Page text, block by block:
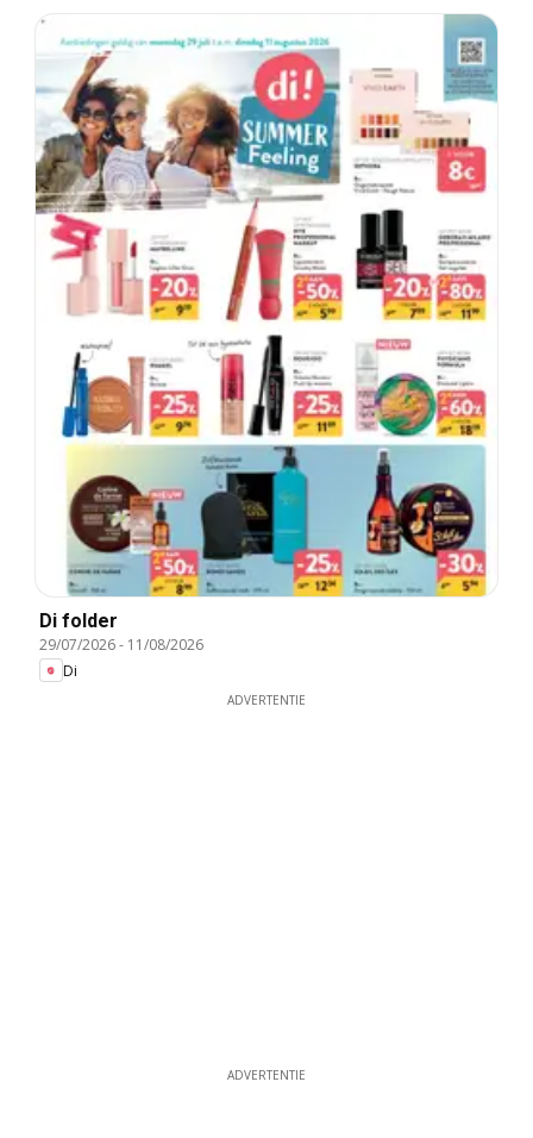
Di folder
29/07/2026- 11/08/2026
Di
ADVERTENTIE
ADVERTENTIE